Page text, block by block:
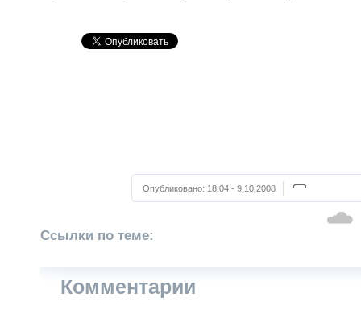
Опубликовано: 18:04 - 9.10.2008
Ссылки по теме:
Комментарии